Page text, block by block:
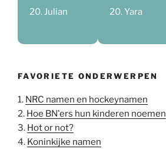
Julian Yara
FAVORIETE ONDERWERPEN
1. NRC namen en hockeynamen
2. Hoe BN'ers hun kinderen noemen
3. Hot or not?
4. Koninkijke namen